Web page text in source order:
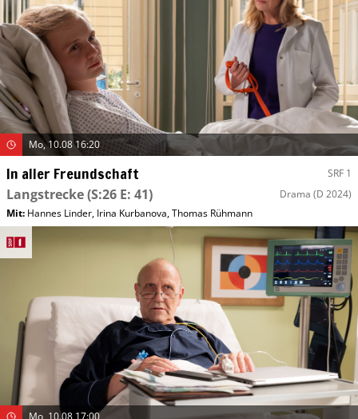
Mo, 10.08 16:20
In aller Freundschaft SRF 1
Langstrecke(S:26 E: 41) Drama (D 2024)
Mit: Hannes Linder, Irina Kurbanova,Thomas Rühmann
Mo, 10.08 17:00